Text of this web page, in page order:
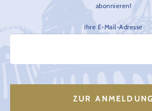
abonnieren!
Ihre E-Mail-Adresse